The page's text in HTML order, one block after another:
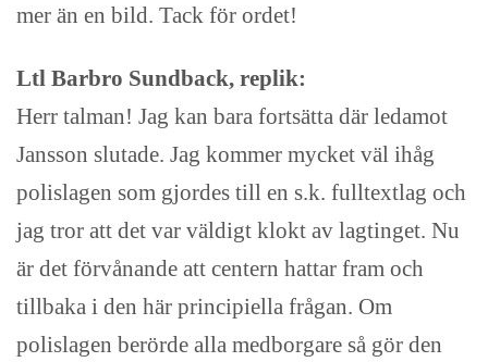
mer än en bild. Tack för ordet!
Ltl Barbro Sundback, replik:
Herr talman! Jag kan bara fortsätta där ledamot
Jansson slutade. Jag kommer mycket väl ihåg
polislagen som gjordes till en s.k. fulltextlag och
jag tror att det var väldigt klokt av lagtinget. Nu
är det förvånande att centern hattar fram och
tillbaka i den här principiella frågan. Om
polislagen berörde alla medborgare så gör den